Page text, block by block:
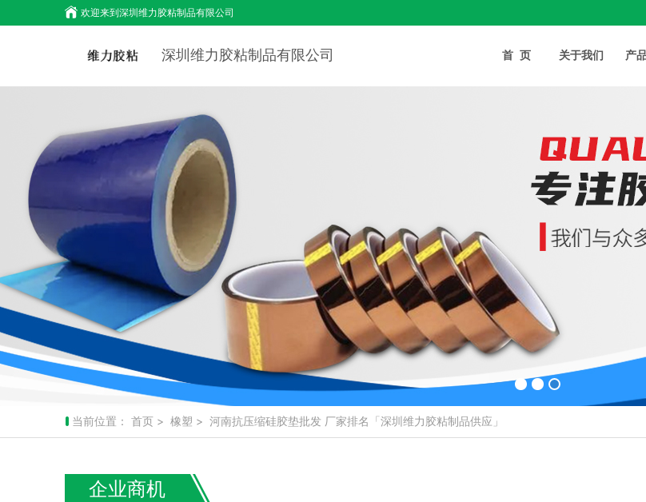
欢迎来到深圳维力胶粘制品有限公司
深圳维力胶粘制品有限公司 首页 关于我们 产
当前位置： 首页> 橡塑 > 河南抗压缩硅胶垫批发 厂家排名「深圳维力胶粘制品供应」
企业商机